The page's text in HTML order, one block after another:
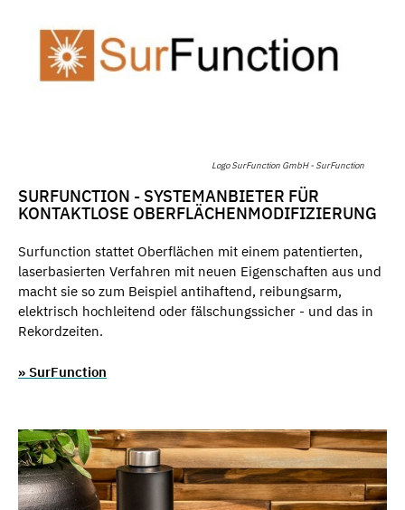
Logo SurFunction GmbH - SurFunction
SURFUNCTION - SYSTEMANBIETER FÜR
KONTAKTLOSE OBERFLÄCHENMODIFIZIERUNG
Surfunction stattet Oberflächen mit einem patentierten,
laserbasierten Verfahren mit neuen Eigenschaften aus und
macht sie so zum Beispiel antihaftend, reibungsarm,
elektrisch hochleitend oder fälschungssicher - und das in
Rekordzeiten.
» SurFunction